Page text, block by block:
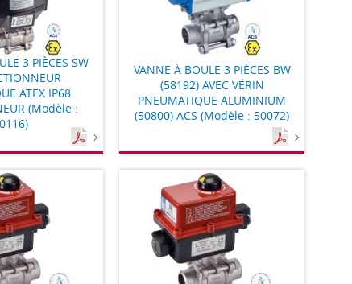
3 PIÈCES SW
ATEX IP68
(Modèle :
VANNE À BOULE 3 PIÈCES BW
(58192) AVEC VÉRIN
PNEUMATIQUE ALUMINIUM
(50800) ACS (Modèle : 50072)